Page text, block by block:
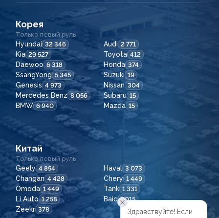
Корея
Только левый руль
Hyundai 32 346 Audi 2 771
Kia 29 527 Toyota 412
Daewoo 6 318 Honda 374
SsangYong 5 345 Suzuki 19
Genesis 4 973 Nissan 304
Mercedes Benz 8 056 Subaru 15
BMW 6 940 Mazda 15
Китай
Только левый руль
Geely 4 854 Haval 3 073
Changan 4 428 Chery 1 449
Omoda 1 449 Tank 1 331
Li Auto 1 258 Baic 1 015
Zeekr 378
Здравствуйте! Если